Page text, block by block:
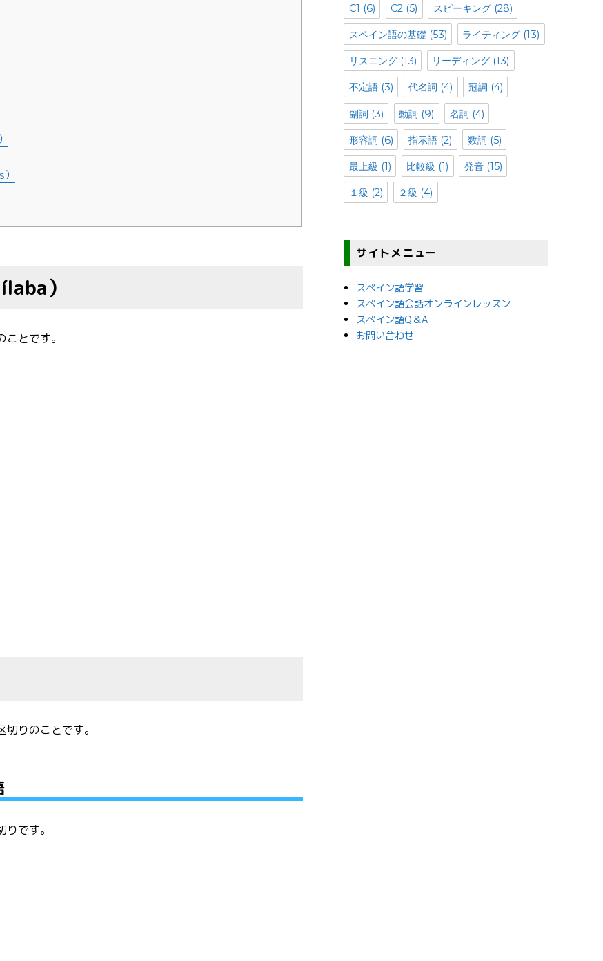
）
とです。
りのことです。
です。
C1 (6) C2 (5) スピーキング(28)
スペイン語の基礎 (53) ライティング (13)
リスニング(13) リーディング (13)
不定語(3) 代名詞 (4) 冠詞 (4)
副詞 (3) 動詞 (9) 名詞 (4)
形容詞 (6) 指示語 (2) 数詞 (5)
最上級 (1) 比較級 (1) 発音(15)
１級 (2) ２級 (4)
サイトメニュー
スペイン語学習
スペイン語会話オンラインレッスン
スペイン語Q＆A
お問い合わせ